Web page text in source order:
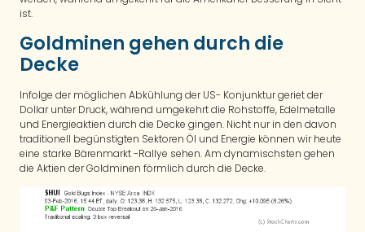
ist.
Goldminen gehen durch die
Decke
Infolge der möglichen Abkühlung der US- Konjunktur geriet der
Dollar unter Druck, während umgekehrt die Rohstoffe, Edelmetalle
und Energieaktien durch die Decke gingen. Nicht nur in den davon
traditionell begünstigten Sektoren Öl und Energie können wir heute
eine starke Bärenmarkt -Rallye sehen. Am dynamischsten gehen
die Aktien der Goldminen förmlich durch die Decke.